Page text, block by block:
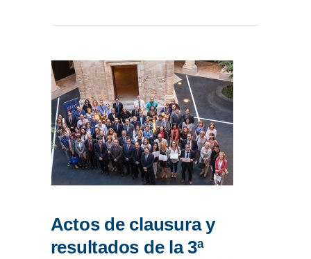
Actos de clausura y
resultados de la 3ª